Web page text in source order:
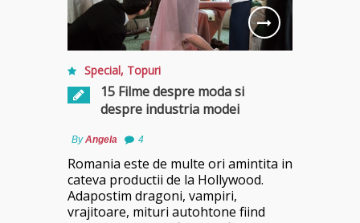
Special, Topuri
15 Filme despre moda si
despre industria modei
ByAngela 4
Romania este de multe ori amintita in
cateva productii de la Hollywood.
Adapostim dragoni, vampiri,
vrajitoare, mituri autohtone fiind